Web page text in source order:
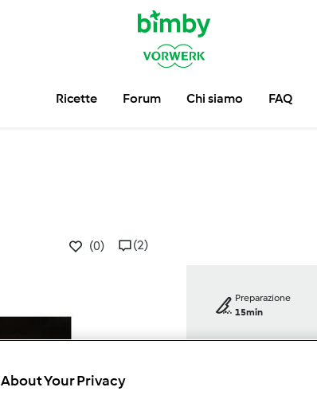
Ricette Forum Chi siamo FAQ
(0) (2)
Preparazione
15min
About Your Privacy